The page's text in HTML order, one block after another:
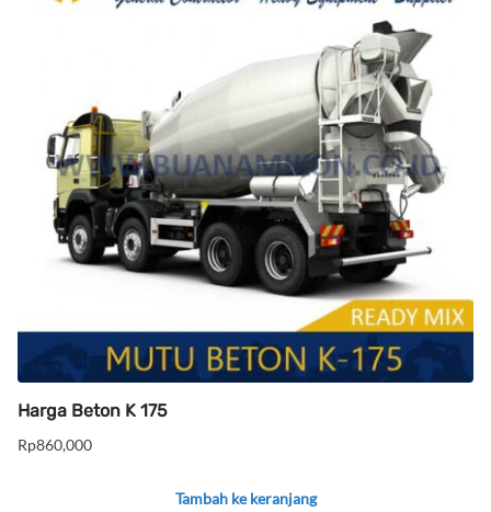
Harga Beton K 175
Rp860,000
Tambah ke keranjang